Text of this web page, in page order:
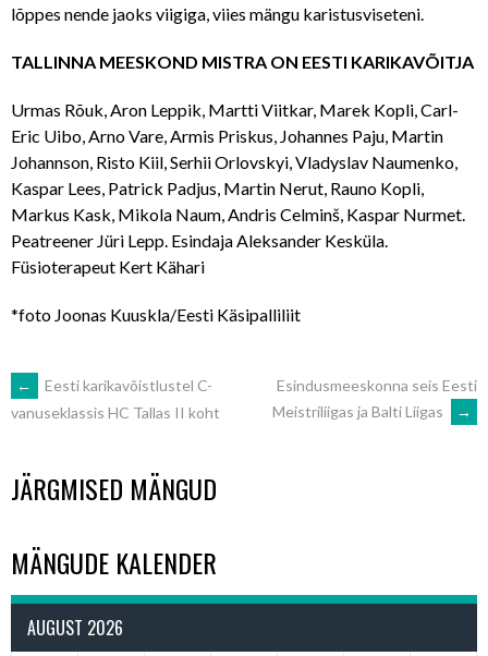
lõppes nende jaoks viigiga, viies mängu karistusviseteni.
TALLINNA MEESKOND MISTRA ON EESTI KARIKAVÕITJA
Urmas Rõuk, Aron Leppik, Martti Viitkar, Marek Kopli, Carl-
Eric Uibo, Arno Vare, Armis Priskus, Johannes Paju, Martin
Johannson, Risto Kiil, Serhii Orlovskyi, Vladyslav Naumenko,
Kaspar Lees, Patrick Padjus, Martin Nerut, Rauno Kopli,
Markus Kask, Mikola Naum, Andris Celminš, Kaspar Nurmet.
Peatreener Jüri Lepp. Esindaja Aleksander Kesküla.
Füsioterapeut Kert Kähari
*foto Joonas Kuuskla/Eesti Käsipalliliit
POST
NAVIGATION
←
Eesti karikavõistlustel C-
vanuseklassis HC Tallas II koht
Esindusmeeskonna seis Eesti
Meistriliigas ja Balti Liigas
→
JÄRGMISED MÄNGUD
MÄNGUDE KALENDER
AUGUST 2026